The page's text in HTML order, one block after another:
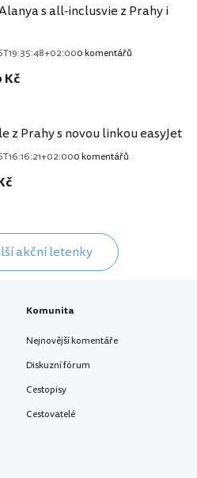
s all-inclusvie z Prahy i
0 komentářů
Kč
z Prahy s novou linkou easyJet
0 komentářů
akční letenky
Komunita
Nejnovější komentáře
Diskuzní fórum
Cestopisy
Cestovatelé